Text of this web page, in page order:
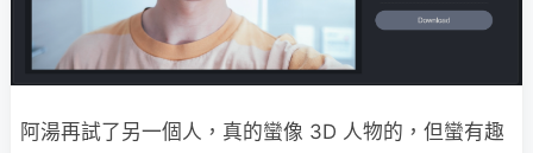
阿湯再試了另一個人，真的蠻像 3D 人物的，但蠻有趣